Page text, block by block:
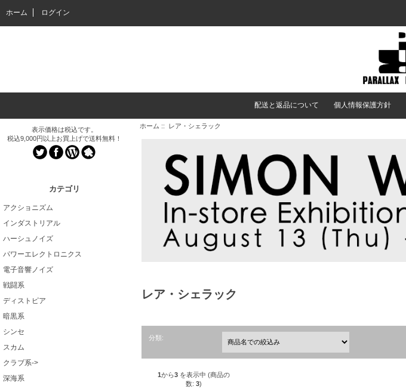
ホーム ログイン
配送と返品について 個人情報保護方針
表示価格は税込です。
税込9,000円以上お買上げで送料無料！
カテゴリ
アクショニズム
インダストリアル
ハーシュノイズ
パワーエレクトロニクス
電子音響ノイズ
戦闘系
ディストピア
暗黒系
シンセ
スカム
クラブ系->
深海系
ホーム :: レア・シェラック
レア・シェラック
分類:
1から3を表示中 (商品の
数: 3)